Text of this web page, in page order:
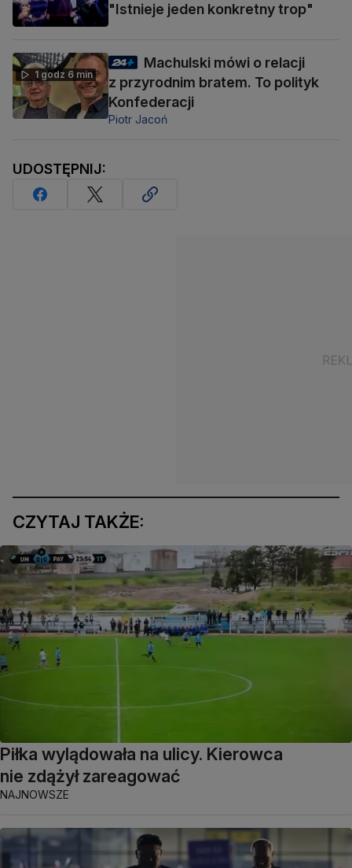
"Istnieje jeden konkretny trop"
1 godz 6 min
Machulski mówi o relacji
z przyrodnim bratem. To polityk
Konfederacji
Piotr Jacoń
UDOSTĘPNIJ:
CZYTAJ TAKŻE:
Piłka wylądowała na ulicy. Kierowca
nie zdążył zareagować
NAJNOWSZE